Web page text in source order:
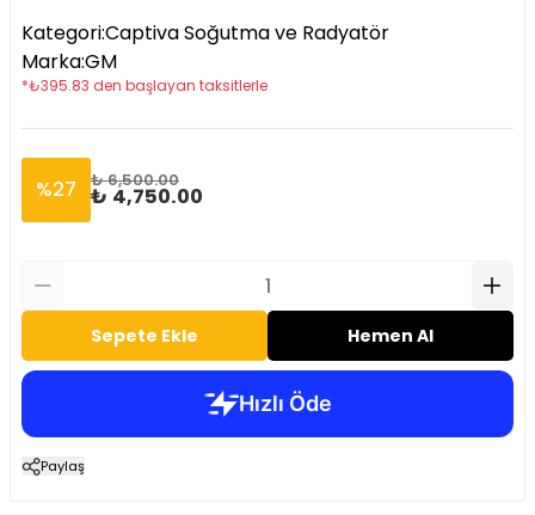
Kategori:Captiva Soğutma ve Radyatör
Marka:GM
*₺395.83 den başlayan taksitlerle
%27 ₺ 6,500.00
₺ 4,750.00
Sepete Ekle Hemen Al
Paylaş